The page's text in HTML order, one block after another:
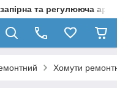
та регулююча
Хомути